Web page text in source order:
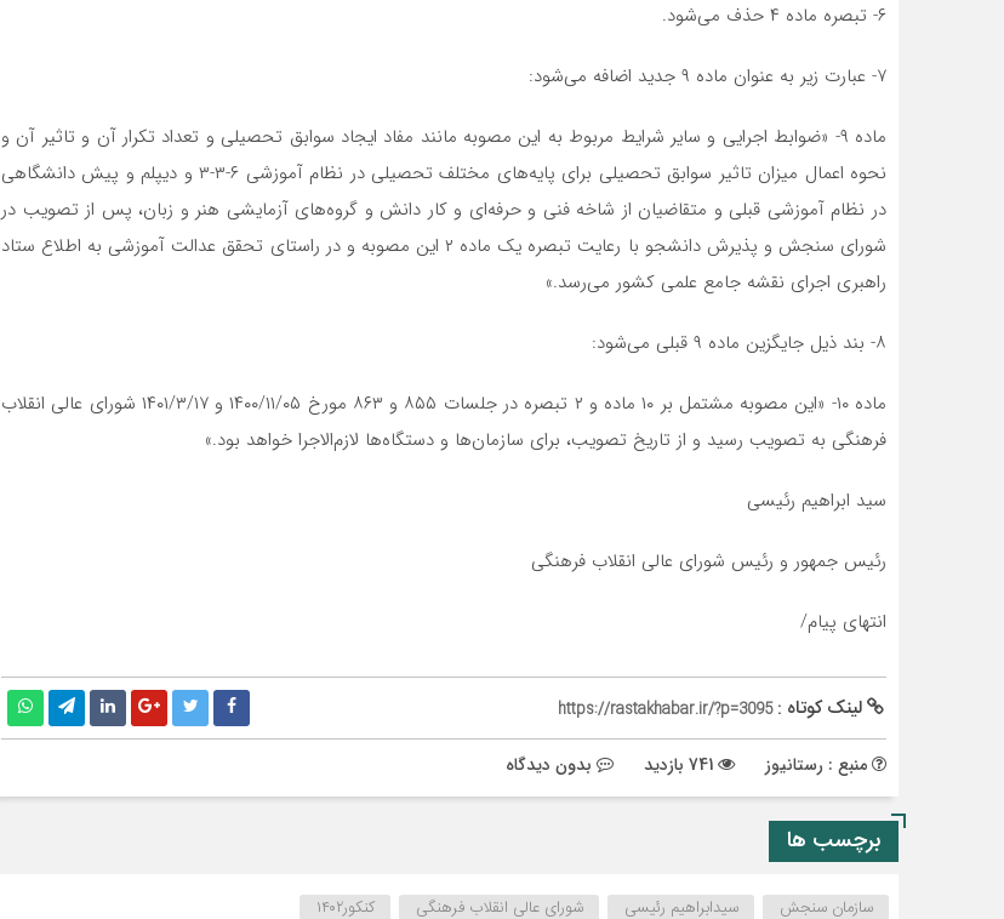
۶- تبصره ماده ۴ حذف می‌شود.
۷- عبارت زیر به عنوان ماده ۹ جدید اضافه می‌شود:
ماده ۹- «ضوابط اجرایی و سایر شرایط مربوط به این مصوبه مانند مفاد ایجاد سوابق تحصیلی و تعداد تکرار آن و تاثیر آن و
نحوه اعمال میزان تاثیر سوابق تحصیلی برای پایه‌های مختلف تحصیلی در نظام آموزشی ۶-۳-۳ و دیپلم و پیش دانشگاهی
در نظام آموزشی قبلی و متقاضیان از شاخه فنی و حرفه‌ای و کار دانش و گروه‌های آزمایشی هنر و زبان، پس از تصویب در
شورای سنجش و پذیرش دانشجو با رعایت تبصره یک ماده ۲ این مصوبه و در راستای تحقق عدالت آموزشی به اطلاع ستاد
راهبری اجرای نقشه جامع علمی کشور می‌رسد.»
۸- بند ذیل جایگزین ماده ۹ قبلی می‌شود:
ماده ۱۰- «این مصوبه مشتمل بر ۱۰ ماده و ۲ تبصره در جلسات ۸۵۵ و ۸۶۳ مورخ ۱۴۰۰/۱۱/۰۵ و ۱۴۰۱/۳/۱۷ شورای عالی انقلاب
فرهنگی به تصویب رسید و از تاریخ تصویب، برای سازمان‌ها و دستگاه‌ها لازم‌الاجرا خواهد بود.»
سید ابراهیم رئیسی
رئیس جمهور و رئیس شورای عالی انقلاب فرهنگی
انتهای پیام/
لینک کوتاه :https://rastakhabar.ir/?p=3095
منبع : رستانیوز بدون دیدگاه
برچسب ها
سازمان سنجش سیدابراهیم رئیسی شورای عالی انقلاب فرهنگی کنکور۱۴۰۲